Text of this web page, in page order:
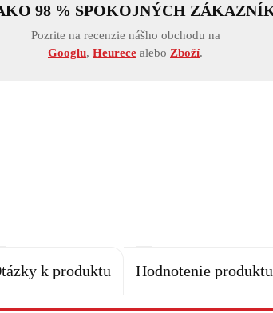
98 % SPOKOJNÝCH
Pozrite na recenzie nášho obchodu na
Googlu, Heurece alebo Zboží.
k produktu Hodnotenie produktu